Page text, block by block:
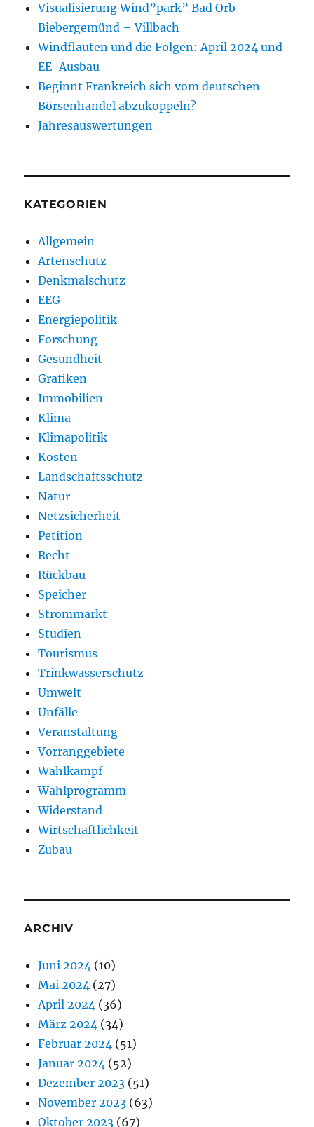
Visualisierung Wind”park” Bad Orb –
Biebergemünd – Villbach
Windflauten und die Folgen: April 2024 und
EE-Ausbau
Beginnt Frankreich sich vom deutschen
Börsenhandel abzukoppeln?
Jahresauswertungen
KATEGORIEN
Allgemein
Artenschutz
Denkmalschutz
EEG
Energiepolitik
Forschung
Gesundheit
Grafiken
Immobilien
Klima
Klimapolitik
Kosten
Landschaftsschutz
Natur
Netzsicherheit
Petition
Recht
Rückbau
Speicher
Strommarkt
Studien
Tourismus
Trinkwasserschutz
Umwelt
Unfälle
Veranstaltung
Vorranggebiete
Wahlkampf
Wahlprogramm
Widerstand
Wirtschaftlichkeit
Zubau
ARCHIV
Juni 2024 (10)
Mai 2024 (27)
April 2024 (36)
März 2024 (34)
Februar 2024 (51)
Januar 2024 (52)
Dezember 2023 (51)
November 2023 (63)
Oktober 2023 (67)